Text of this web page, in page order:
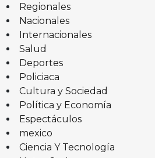
Regionales
Nacionales
Internacionales
Salud
Deportes
Policiaca
Cultura y Sociedad
Política y Economía
Espectáculos
mexico
Ciencia Y Tecnología